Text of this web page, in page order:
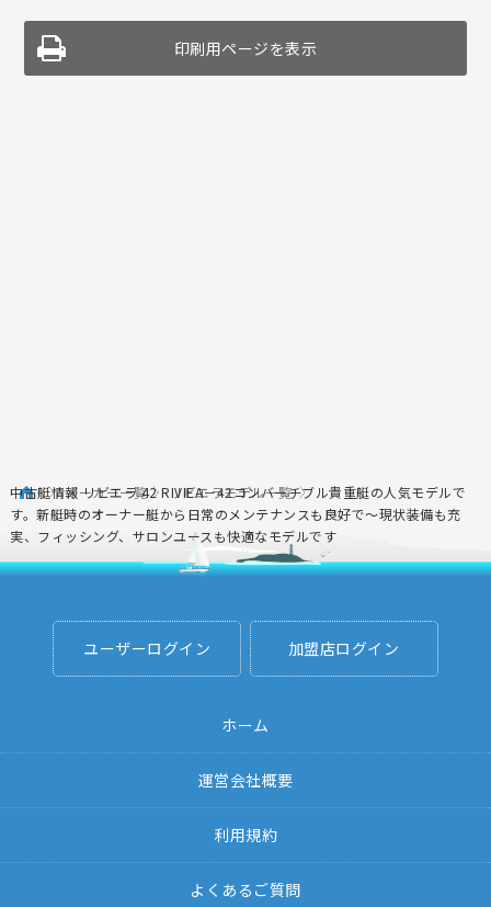
印刷用ページを表示
メーカー一覧 リビエラモデル一覧
中古艇情報 リビエラ 42 RIVIEA－42コンバーチブル貴重艇の人気モデルで
す。新艇時のオーナー艇から日常のメンテナンスも良好で～現状装備も充
実、フィッシング、サロンユースも快適なモデルです
ユーザーログイン 加盟店ログイン
ホーム
運営会社概要
利用規約
よくあるご質問